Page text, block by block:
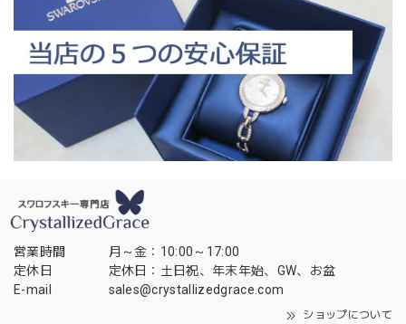
営業時間
月～金：10:00～17:00
定休日
定休日：土日祝、年末年始、GW、お盆
E-mail
sales@crystallizedgrace.com
ショップについて